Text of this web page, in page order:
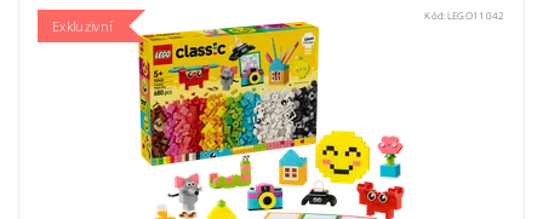
Exkluzivní
Kód: LEGO11042